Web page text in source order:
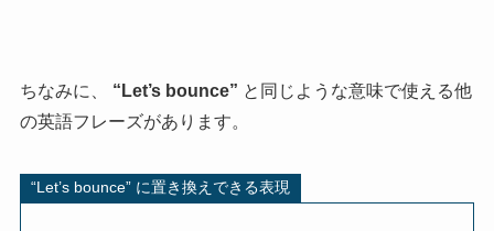
ちなみに、 “Let’s bounce” と同じような意味で使える他
の英語フレーズがあります。
“Let’s bounce” に置き換えできる表現